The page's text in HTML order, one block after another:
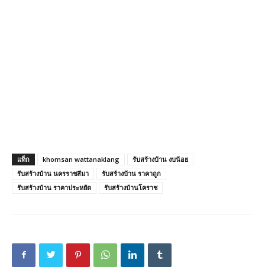
แท็ก khomsan wattanaklang
รับสร้างบ้าน งบน้อย
รับสร้างบ้าน นครราชสีมา
รับสร้างบ้าน ราคาถูก
รับสร้างบ้าน ราคาประหยัด
รับสร้างบ้านโคราช